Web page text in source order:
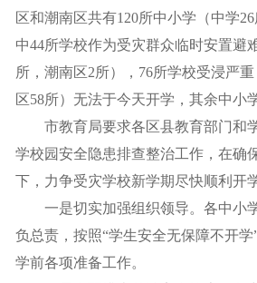
区和潮南区共有120所中小学（中学
中44所学校作为受灾群众临时安置避
所，潮南区2所），76所学校受浸严
区58所）无法于今天开学，其余中小
市教育局要求各区县教育部门和
学校园安全隐患排查整治工作，在确
下，力争受灾学校新学期尽快顺利开
一是切实加强组织领导。各中小学
负总责，按照“学生安全无保障不开
学前各项准备工作。